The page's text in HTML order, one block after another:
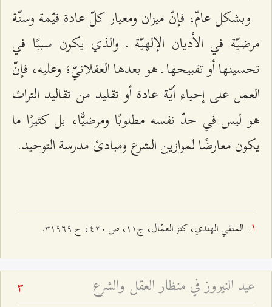
وبشكل عامّ، فإنّ ميزان ومعيار كلّ عادة قيّمة وسنّة
مرضيّة في الأديان الإلهيّة ـ والذي يكون سببًا في
تحسينها أو تقبيحها ـ هو بعدها العقلانيّ؛ وعليه، فإنّ
العمل على إحياء أيّة عادة أو تقليد من تقاليد التراث
هو ليس في حدّ نفسه مطلوبًا ومرضيًّا، بل كثيرًا ما
يكون معارضًا لموازين الشرع ومبادئ مدرسة التوحيد.
المتقي الهندي، كنز العمّال، ج۱۱، ص ٤٢۰، ح ٣۱٩٦٩.
عيد النيروز في منظار العقل والشرع 3